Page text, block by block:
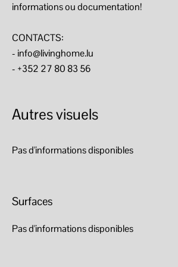
informations ou documentation!
CONTACTS:
- info@livinghome.lu
- +352 27 80 83 56
Autres visuels
Pas d'informations disponibles
Surfaces
Pas d'informations disponibles